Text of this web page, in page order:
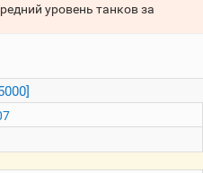
уровень танков за